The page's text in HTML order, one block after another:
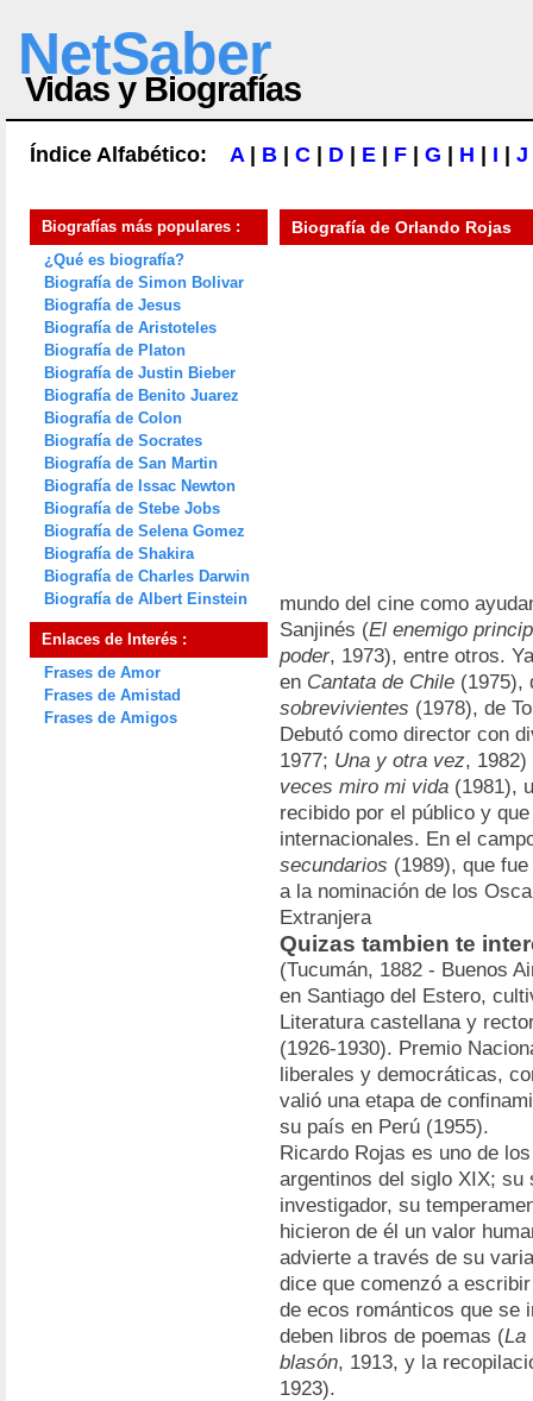
NetSaber
Vidas y Biografías
Índice Alfabético: A| B C D E F G H I J
Biografías más populares :
¿Qué es biografía?
Biografía de Simon Bolivar
Biografía de Jesus
Biografía de Aristoteles
Biografía de Platon
Biografía de Justin Bieber
Biografía de Benito Juarez
Biografía de Colon
Biografía de Socrates
Biografía de San Martin
Biografía de Issac Newton
Biografía de Stebe Jobs
Biografía de Selena Gomez
Biografía de Shakira
Biografía de Charles Darwin
Biografía de Albert Einstein
Enlaces de Interés :
Frases de Amor
Frases de Amistad
Frases de Amigos
Biografía de Orlando Rojas
mundo del cine como
Sanjinés (El enemigo
poder, 1973), entre otros.
en Cantata de Chile (1975),
sobrevivientes (1978), de
Debutó como director con
1977; Una y otra vez,
veces miro mi vida (1981),
recibido por el público y
internacionales. En el
secundarios (1989), que
a la nominación de los
Extranjera
Quizas tambien te
(Tucumán, 1882 - Buenos
en Santiago del Estero,
Literatura castellana y
(1926-1930). Premio
liberales y democráticas,
valió una etapa de
su país en Perú (1955).
Ricardo Rojas es uno de
argentinos del siglo XIX; su
investigador, su
hicieron de él un valor
advierte a través de su
dice que comenzó a
de ecos románticos que se
deben libros de poemas (La
blasón, 1913, y la
1923).